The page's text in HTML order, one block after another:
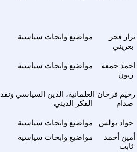
مواضيع وابحاث سياسية
نزار فجر
بعريني
مواضيع وابحاث سياسية
احمد جمعة
زبون
العلمانية، الدين السياسي ونقد
الفكر الديني
رحيم فرحان
صدام
مواضيع وابحاث سياسية جواد بولس
مواضيع وابحاث سياسية
أمين أحمد
ثابت